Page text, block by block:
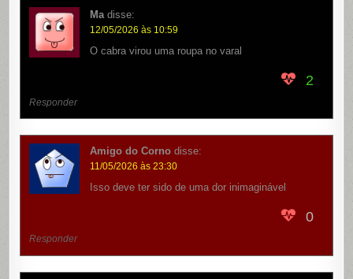
Ma disse:
12/05/2026 às 10:59
O cabra virou uma roupa no varal
2
Responder
Amigo do Corno disse:
11/05/2026 às 23:30
Isso deve ter sido de uma dor inimaginável
0
Responder